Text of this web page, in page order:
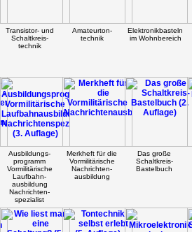
Transistor- und
Schaltkreis-
technik
Amateurton-
technik
Elektronikbasteln
im Wohnbereich
Ausbildungs-
programm
Vormilitärische
Laufbahn-
ausbildung
Nachrichten-
spezialist
Merkheft für die
Vormilitärische
Nachrichten-
ausbildung
Das große
Schaltkreis-
Bastelbuch